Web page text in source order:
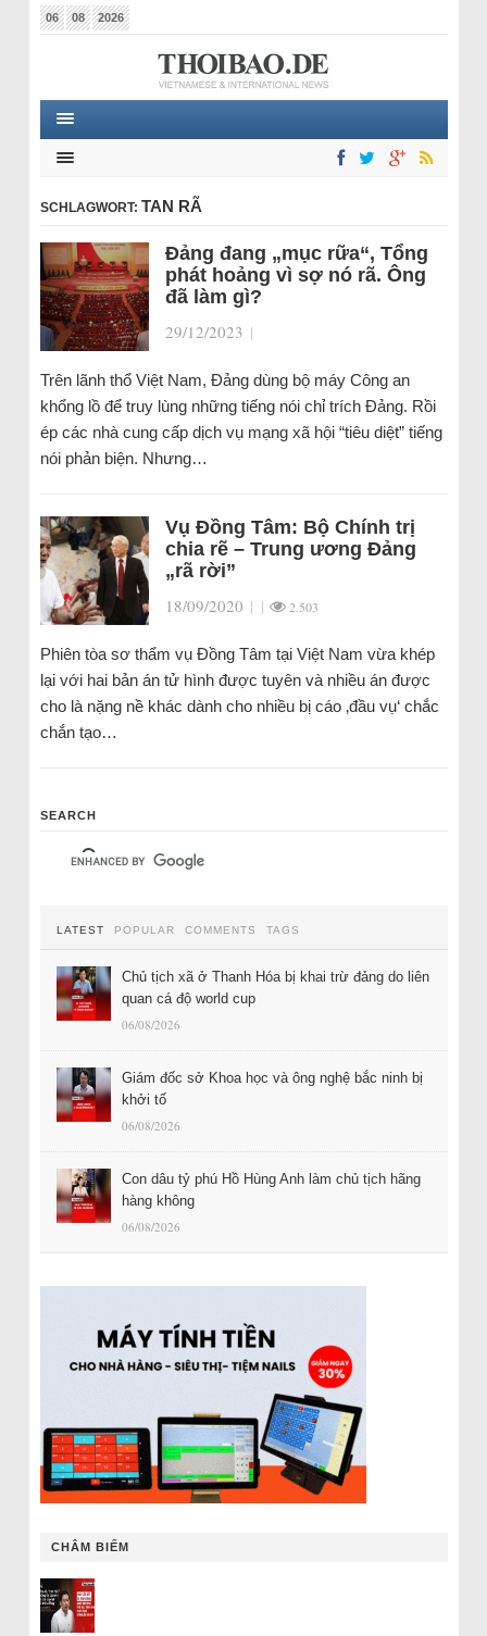
06 08 2026
SCHLAGWORT: TAN RÃ
Đảng đang „mục rữa“, Tổng
phát hoảng vì sợ nó rã. Ông
đã làm gì?
29/12/2023 |
Trên lãnh thổ Việt Nam, Đảng dùng bộ máy Công an
khổng lồ để truy lùng những tiếng nói chỉ trích Đảng. Rồi
ép các nhà cung cấp dịch vụ mạng xã hội “tiêu diệt” tiếng
nói phản biện. Nhưng…
Vụ Đồng Tâm: Bộ Chính trị
chia rẽ – Trung ương Đảng
„rã rời”
18/09/2020 | | 2.503
Phiên tòa sơ thẩm vụ Đồng Tâm tại Việt Nam vừa khép
lại với hai bản án tử hình được tuyên và nhiều án được
cho là nặng nề khác dành cho nhiều bị cáo ‚đầu vụ‘ chắc
chắn tạo…
SEARCH
LATEST POPULAR COMMENTS TAGS
Chủ tịch xã ở Thanh Hóa bị khai trừ đảng do liên
quan cá độ world cup
06/08/2026
Giám đốc sở Khoa học và ông nghệ bắc ninh bị
khởi tố
06/08/2026
Con dâu tỷ phú Hồ Hùng Anh làm chủ tịch hãng
hàng không
06/08/2026
CHÂM BIẾM